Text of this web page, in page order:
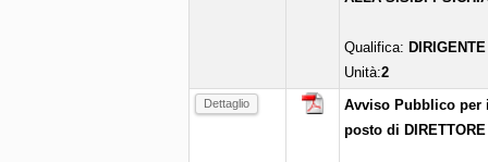
Qualifica:
Unità:2
Dettaglio
Avviso Pubblico per
posto di